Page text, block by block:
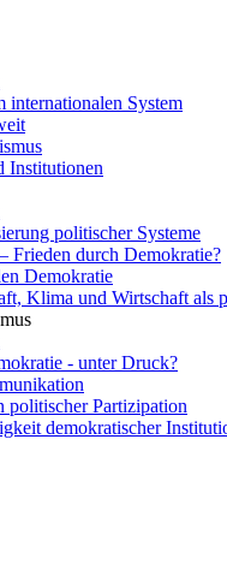
internationalen System
Institutionen
politischer Systeme
Frieden durch Demokratie?
Demokratie
Klima und Wirtschaft als
- unter Druck?
politischer Partizipation
demokratischer